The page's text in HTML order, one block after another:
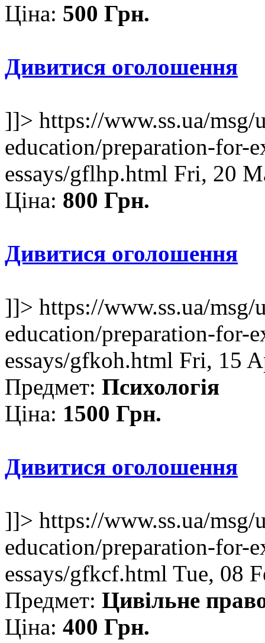
Ціна: 500 Грн.
Дивитися оголошення
]]> https://www.ss.ua/
education/preparation-for-
essays/gflhp.html Fri, 20
Ціна: 800 Грн.
Дивитися оголошення
]]> https://www.ss.ua/
education/preparation-for-
essays/gfkoh.html Fri, 15
Предмет: Психологія
Ціна: 1500 Грн.
Дивитися оголошення
]]> https://www.ss.ua/
education/preparation-for-
essays/gfkcf.html Tue, 08
Предмет: Цивільне
Ціна: 400 Грн.